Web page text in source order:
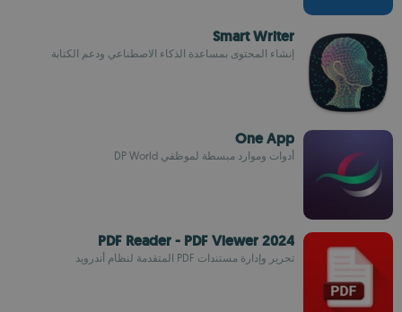
Smart Writer
إنشاء المحتوى بمساعدة الذكاء الاصطناعي ودعم الكتابة
One App
أدوات وموارد مبسطة لموظفي DP World
PDF Reader - PDF Viewer 2024
تحرير وإدارة مستندات PDF المتقدمة لنظام أندرويد